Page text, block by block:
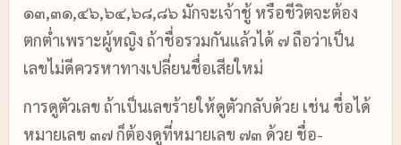
๑๓,๓๑,๔๖,๖๔,๖๘,๘๖ มักจะเจ้าชู้ หรือชีวิตจะต้อง
ตกต่ำเพราะผู้หญิง ถ้าชื่อรวมกันแล้วได้ ๗ ถือว่าเป็น
เลขไม่ดีควรหาทางเปลี่ยนชื่อเสียใหม่
การดูตัวเลข ถ้าเป็นเลขร้ายให้ดูตัวกลับด้วย เช่น ชื่อได้
หมายเลข ๓๗ ก็ต้องดูที่หมายเลข ๗๓ ด้วย ชื่อ-